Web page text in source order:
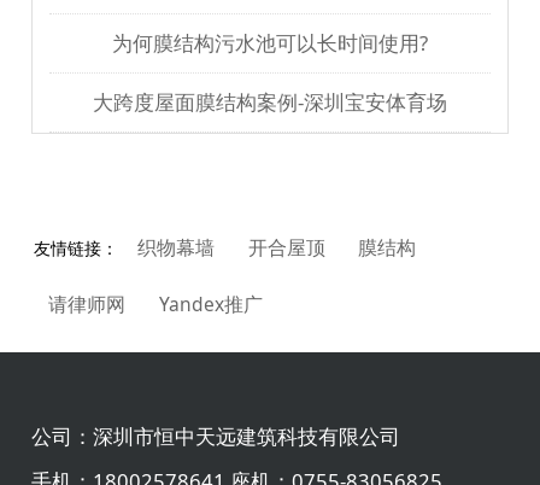
为何膜结构污水池可以长时间使用?
大跨度屋面膜结构案例-深圳宝安体育场
友情链接： 织物幕墙 开合屋顶 膜结构
请律师网 Yandex推广
公司：深圳市恒中天远建筑科技有限公司